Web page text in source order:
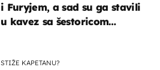
i Furyjem, a sad su ga stavili
u kavez sa šestoricom
STIŽE KAPETANU?